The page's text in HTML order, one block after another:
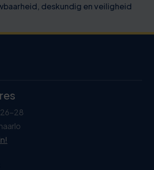
deskundig en veiligheid
28